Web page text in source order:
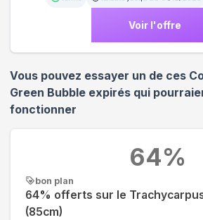
Voir l'offre
Vous pouvez essayer un de ces
Green Bubble expirés qui
fonctionner
bon plan
64% offerts sur le
(85cm)
64%